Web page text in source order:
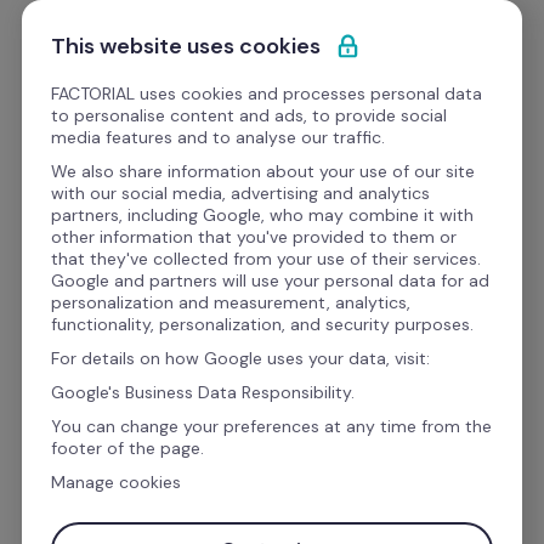
Ir al contenido
Empieza gratis
El software de recursos
humanos y finanzas para
la gestión empresarial
Gestiona las vacaciones, ausencias, el talento,
las finanzas y la nómina con Factorial. El
software de gestión con
IA que automatiza
las tareas administrativas para que puedas
centrarte en lo que realmente importa: las
personas.
This website uses cookies
FACTORIAL uses cookies and processes personal data
to personalise content and ads, to provide social
media features and to analyse our traffic.
We also share information about your use of our site
with our social media, advertising and analytics
partners, including Google, who may combine it with
other information that you've provided to them or
that they've collected from your use of their services.
Google and partners will use your personal data for ad
personalization and measurement, analytics,
functionality, personalization, and security purposes.
For details on how Google uses your data, visit:
Google's Business Data Responsibility.
You can change your preferences at any time from the
footer of the page.
Manage cookies